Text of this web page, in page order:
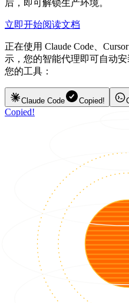
后，即可解锁生产环境。
立即开始阅读文档
正在使用 Claude Code、
示，您的智能代理即可自动
您的工具：
Claude Code Copied!
Copied!